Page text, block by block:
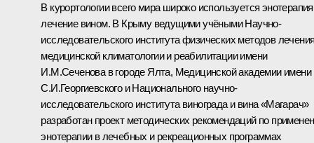
В курортологии всего мира широко используется
лечение вином. В Крыму ведущими учёными Научно-
исследовательского института физических методов
медицинской климатологии и реабилитации имени
И.М.Сеченова в городе Ялта, Медицинской академии имени
С.И.Георгиевского и Национального научно-
исследовательского института винограда и вина «Магарач»
разработан проект методических рекомендаций по
энотерапии в лечебных и рекреационных программах